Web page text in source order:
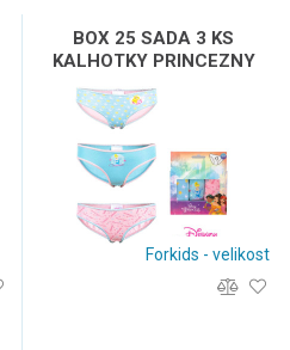
BOX 25 SADA 3 KS
KALHOTKY PRINCEZNY
Forkids - velikost